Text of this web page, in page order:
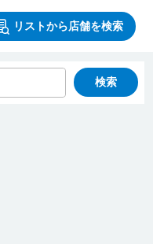
リストから店舗を検索
検索